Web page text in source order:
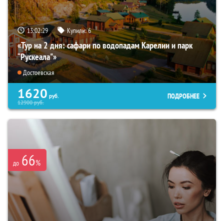
13:02:28 Купили:6
«Тур на 2 дня: сафари по водопадам Карелии и парк
“Рускеала"»
Достоевская
1620 руб.
12900руб.
ПОДРОБНЕЕ
до 66%